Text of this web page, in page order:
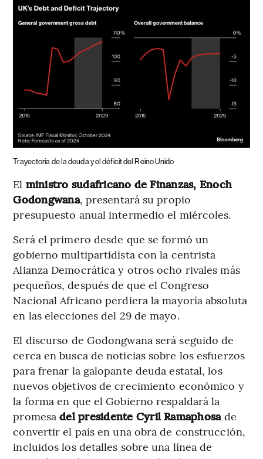
Trayectoria de la deuda y el déficit del Reino Unido
El ministro sudafricano de Finanzas, Enoch
Godongwana, presentará su propio
presupuesto anual intermedio el miércoles.
Será el primero desde que se formó un
gobierno multipartidista con la centrista
Alianza Democrática y otros ocho rivales más
pequeños, después de que el Congreso
Nacional Africano perdiera la mayoría absoluta
en las elecciones del 29 de mayo.
El discurso de Godongwana será seguido de
cerca en busca de noticias sobre los esfuerzos
para frenar la galopante deuda estatal, los
nuevos objetivos de crecimiento económico y
la forma en que el Gobierno respaldará la
promesadel presidente Cyril Ramaphosa de
convertir el país en una obra de construcción,
incluidos los detalles sobre una línea de